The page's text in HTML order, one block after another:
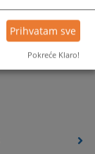
Prihvatam sve
Pokreće Klaro!